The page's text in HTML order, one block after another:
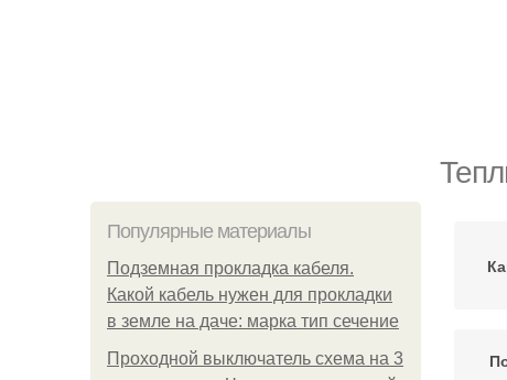
Популярные материалы
Подземная прокладка кабеля.
Какой кабель нужен для прокладки
в земле на даче: марка тип сечение
Проходной выключатель схема на 3